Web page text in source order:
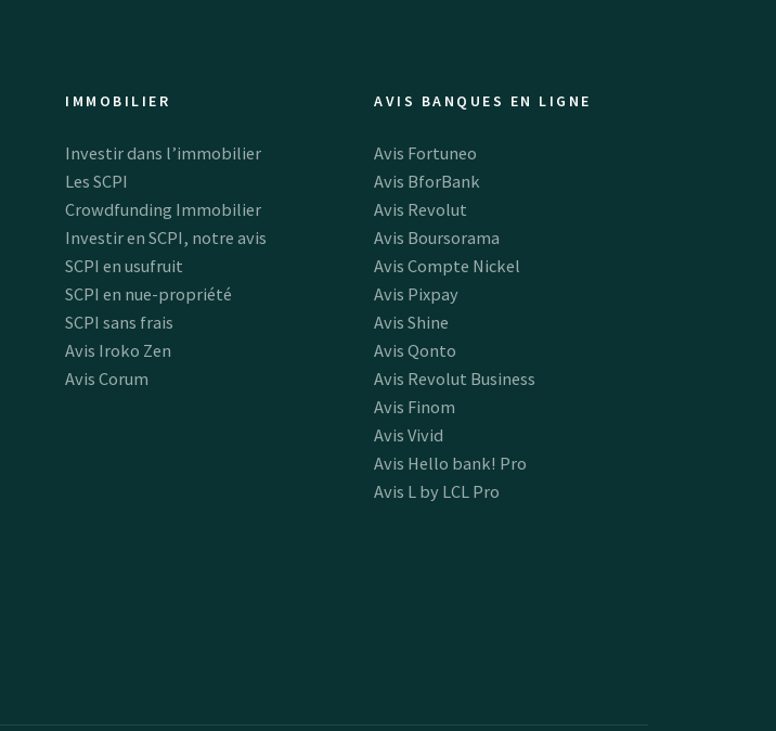
IMMOBILIER
Investir dans l’immobilier
Les SCPI
Crowdfunding Immobilier
Investir en SCPI, notre avis
SCPI en usufruit
SCPI en nue-propriété
SCPI sans frais
Avis Iroko Zen
Avis Corum
AVIS BANQUES EN LIGNE
Avis Fortuneo
Avis BforBank
Avis Revolut
Avis Boursorama
Avis Compte Nickel
Avis Pixpay
Avis Shine
Avis Qonto
Avis Revolut Business
Avis Finom
Avis Vivid
Avis Hello bank! Pro
Avis L by LCL Pro